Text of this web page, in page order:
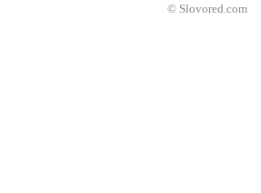
© Slovored.com